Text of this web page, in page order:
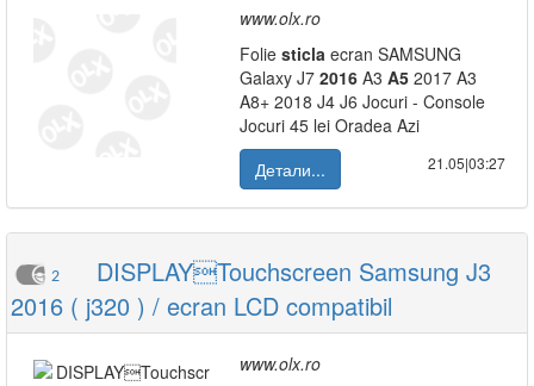
www.olx.ro
Folie sticla ecran SAMSUNG
Galaxy J7 2016 A3 A5 2017 A3
A8+ 2018 J4 J6 Jocuri - Console
Jocuri 45 lei Oradea Azi
Детали...
21.05|03:27
2
DISPLAYTouchscreen Samsung J3
2016 ( j320 ) / ecran LCD compatibil
www.olx.ro